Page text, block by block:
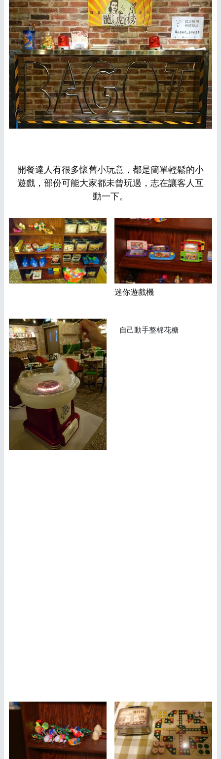
開餐達人有很多懷舊小玩意，都是簡單輕鬆的小
遊戲，部份可能大家都未曾玩過，志在讓客人互
動一下。
迷你遊戲機
自己動手整棉花糖